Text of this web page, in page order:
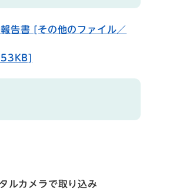
告書 [その他のファイル／
53KB]
ルカメラで取り込み